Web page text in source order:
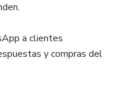
a clientes
y compras del